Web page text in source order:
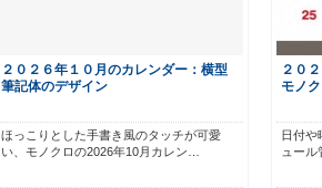
２０２６年１０月のカレンダー：横型
筆記体のデザイン
ほっこりとした手書き風のタッチが可愛
い、モノクロの2026年10月カレン…
２０
モノ
日付や
ュー